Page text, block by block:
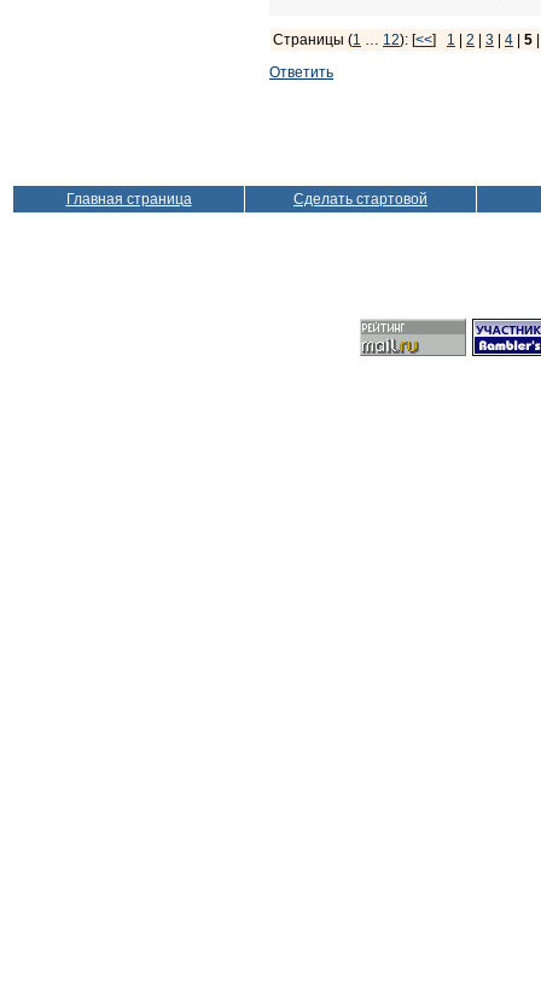
Страницы (1 … 12): [<<] 1 2 3 4 5
Ответить
Главная страница Сделать стартовой